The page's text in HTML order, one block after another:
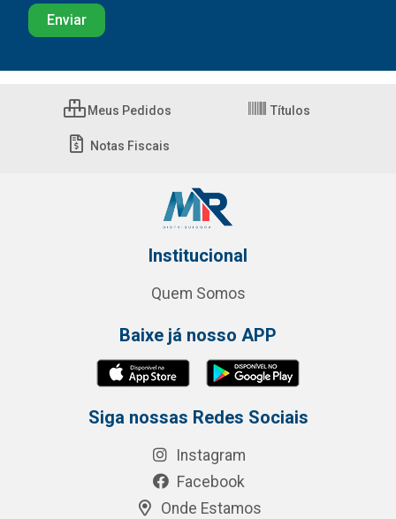
Meus Pedidos Títulos
Notas Fiscais
Institucional
Quem Somos
Baixe já nosso APP
Siga nossas Redes Sociais
Instagram
Facebook
Onde Estamos